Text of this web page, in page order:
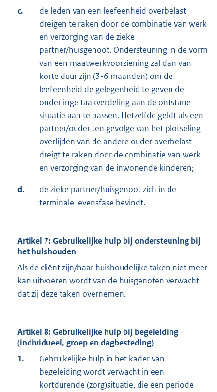
c.
de leden van een leefeenheid overbelast
dreigen te raken door de combinatie van werk
en verzorging van de zieke
partner/huisgenoot. Ondersteuning in de vorm
van een maatwerkvoorziening zal dan van
korte duur zijn (3-6 maanden) om de
leefeenheid de gelegenheid te geven de
onderlinge taakverdeling aan de ontstane
situatie aan te passen. Hetzelfde geldt als een
partner/ouder ten gevolge van het plotseling
overlijden van de andere ouder overbelast
dreigt te raken door de combinatie van werk
en verzorging van de inwonende kinderen;
d.
de zieke partner/huisgenoot zich in de
terminale levensfase bevindt.
Artikel 7: Gebruikelijke hulp bij ondersteuning bij
het huishouden
Als de cliënt zijn/haar huishoudelijke taken niet meer
kan uitvoeren wordt van de huisgenoten verwacht
dat zij deze taken overnemen.
Artikel 8: Gebruikelijke hulp bij begeleiding
(individueel, groep en dagbesteding)
1.
Gebruikelijke hulp in het kader van
begeleiding wordt verwacht in een
kortdurende (zorg)situatie, die een periode